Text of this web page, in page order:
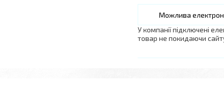
У компанії підключені
товар не покидаючи